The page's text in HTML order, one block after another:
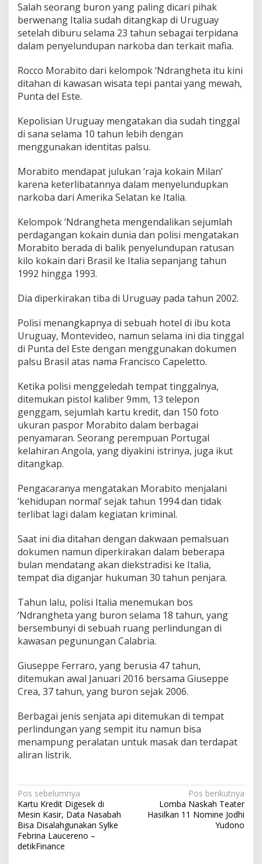
Salah seorang buron yang paling dicari pihak
berwenang Italia sudah ditangkap di Uruguay
setelah diburu selama 23 tahun sebagai terpidana
dalam penyelundupan narkoba dan terkait mafia.
Rocco Morabito dari kelompok ‘Ndrangheta itu kini
ditahan di kawasan wisata tepi pantai yang mewah,
Punta del Este.
Kepolisian Uruguay mengatakan dia sudah tinggal
di sana selama 10 tahun lebih dengan
menggunakan identitas palsu.
Morabito mendapat julukan ‘raja kokain Milan’
karena keterlibatannya dalam menyelundupkan
narkoba dari Amerika Selatan ke Italia.
Kelompok ‘Ndrangheta mengendalikan sejumlah
perdagangan kokain dunia dan polisi mengatakan
Morabito berada di balik penyelundupan ratusan
kilo kokain dari Brasil ke Italia sepanjang tahun
1992 hingga 1993.
Dia diperkirakan tiba di Uruguay pada tahun 2002.
Polisi menangkapnya di sebuah hotel di ibu kota
Uruguay, Montevideo, namun selama ini dia tinggal
di Punta del Este dengan menggunakan dokumen
palsu Brasil atas nama Francisco Capeletto.
Ketika polisi menggeledah tempat tinggalnya,
ditemukan pistol kaliber 9mm, 13 telepon
genggam, sejumlah kartu kredit, dan 150 foto
ukuran paspor Morabito dalam berbagai
penyamaran. Seorang perempuan Portugal
kelahiran Angola, yang diyakini istrinya, juga ikut
ditangkap.
Pengacaranya mengatakan Morabito menjalani
‘kehidupan normal’ sejak tahun 1994 dan tidak
terlibat lagi dalam kegiatan kriminal.
Saat ini dia ditahan dengan dakwaan pemalsuan
dokumen namun diperkirakan dalam beberapa
bulan mendatang akan diekstradisi ke Italia,
tempat dia diganjar hukuman 30 tahun penjara.
Tahun lalu, polisi Italia menemukan bos
‘Ndrangheta yang buron selama 18 tahun, yang
bersembunyi di sebuah ruang perlindungan di
kawasan pegunungan Calabria.
Giuseppe Ferraro, yang berusia 47 tahun,
ditemukan awal Januari 2016 bersama Giuseppe
Crea, 37 tahun, yang buron sejak 2006.
Berbagai jenis senjata api ditemukan di tempat
perlindungan yang sempit itu namun bisa
menampung peralatan untuk masak dan terdapat
aliran listrik.
Navigasi
pos
Pos sebelumnya
Kartu Kredit Digesek di
Mesin Kasir, Data Nasabah
Bisa Disalahgunakan Sylke
Febrina Laucereno –
detikFinance
Pos berikutnya
Lomba Naskah Teater
Hasilkan 11 Nomine Jodhi
Yudono